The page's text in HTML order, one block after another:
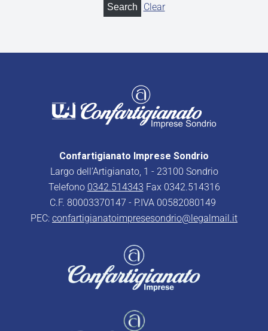
Clear
Confartigianato Imprese Sondrio
Largo dell’Artigianato, 1 - 23100 Sondrio
Telefono 0342.514343 Fax 0342.514316
C.F. 80003370147 - P.IVA 00582080149
PEC: confartigianatoimpresesondrio@legalmail.it